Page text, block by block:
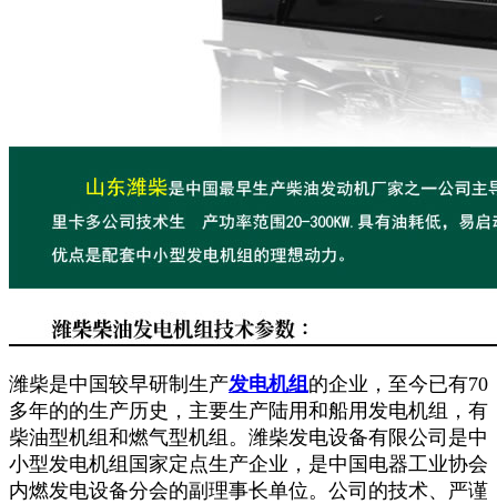
潍柴是中国较早研制生产发电机组 的企业，至今已有70
多年的的生产历史，主要生产陆用和船用发电机组，有
柴油型机组和燃气型机组。潍柴发电设备有限公司是中
小型发电机组国家定点生产企业，是中国电器工业协会
内燃发电设备分会的副理事长单位。公司的技术、严谨